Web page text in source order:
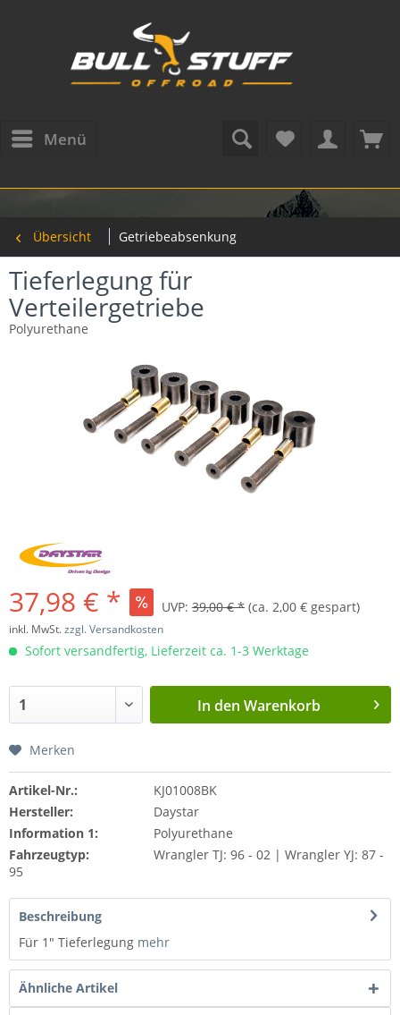
Menü
Übersicht Getriebeabsenkung
Tieferlegung für
Verteilergetriebe
Polyurethane
37,98 € * UVP: 39,00 € * (ca. 2,00 € gespart)
inkl. MwSt.zzgl. Versandkosten
Sofort versandfertig, Lieferzeit ca. 1-3 Werktage
In den Warenkorb
Merken
Artikel-Nr.:
KJ01008BK
Hersteller:
Daystar
Information 1:
Polyurethane
Fahrzeugtyp:
Wrangler TJ: 96 - 02 | Wrangler YJ: 87 -
95
Beschreibung
Für 1" Tieferlegung mehr
Ähnliche Artikel